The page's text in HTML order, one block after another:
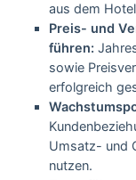
aus dem
Preis- und
führen:
sowie
erfolgreich
Umsatz- und
nutzen.